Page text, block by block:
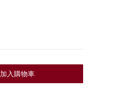
加入購物車